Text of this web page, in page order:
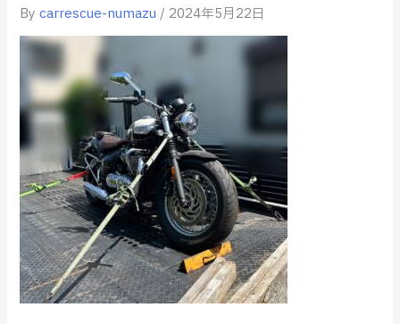
Bycarrescue-numazu/ 2024年5月22日